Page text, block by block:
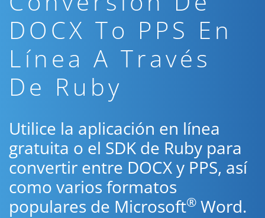
DOCX To PPS En
Línea A Través
De Ruby
Utilice la aplicación en línea
gratuita o el SDK de Ruby para
convertir entre DOCX y PPS, así
como varios formatos
populares de Microsoft® Word.